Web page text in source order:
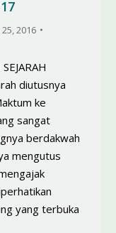
2016
diutusnya
ke
sangat
berdakwah
mengutus
yang terbuka